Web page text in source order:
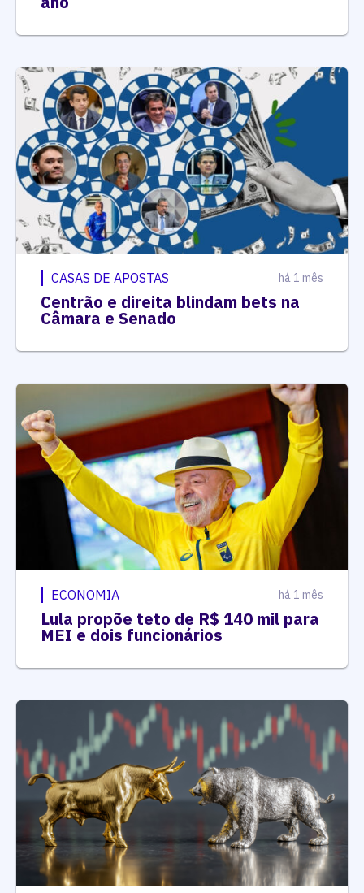
CASAS DE APOSTAS há 1 mês
Centrão e direita blindam bets na
Câmara e Senado
ECONOMIA há 1 mês
Lula propõe teto de R$ 140 mil para
MEI e dois funcionários